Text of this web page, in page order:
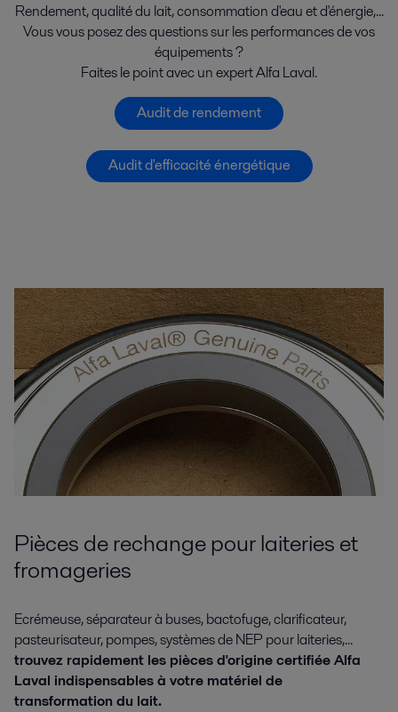
Rendement, qualité du lait, consommation d'eau et d'énergie,...
Vous vous posez des questions sur les performances de vos
équipements ?
Faites le point avec un expert Alfa Laval.
Audit de rendement
Audit d'efficacité énergétique
Pièces de rechange pour laiteries et
fromageries
Ecrémeuse, séparateur à buses, bactofuge, clarificateur,
pasteurisateur, pompes, systèmes de NEP pour laiteries,...
trouvez rapidement les pièces d'origine certifiée Alfa
Laval indispensables à votre matériel de
transformation du lait.